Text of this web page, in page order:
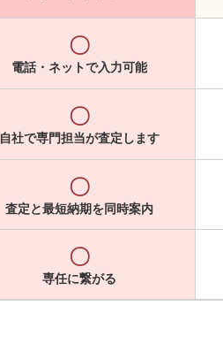
〇
電話・ネットで入力可能
〇
自社で専門担当が査定します
〇
査定と最短納期を同時案内
〇
専任に繋がる